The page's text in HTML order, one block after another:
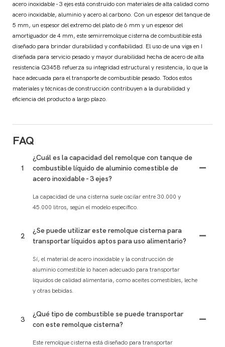
acero inoxidable - 3 ejes está construido con materiales de alta calidad como
acero inoxidable, aluminio y acero al carbono. Con un espesor del tanque de
5 mm, un espesor del extremo del plato de 6 mm y un espesor del
amortiguador de 4 mm, este semirremolque cisterna de combustible está
diseñado para brindar durabilidad y confiabilidad. El uso de una viga en I
diseñada para servicio pesado y mayor durabilidad hecha de acero de alta
resistencia Q345B refuerza su integridad estructural y resistencia, lo que la
hace adecuada para el transporte de combustible pesado. Todos estos
materiales y técnicas de construcción contribuyen a la durabilidad y
eficiencia del producto a largo plazo.
FAQ
1
¿Cuál es la capacidad del remolque con tanque de
combustible líquido de aluminio comestible de
acero inoxidable - 3 ejes?
La capacidad de una cisterna suele oscilar entre 30.000 y
45.000 litros, según el modelo específico.
2
¿Se puede utilizar este remolque cisterna para
transportar líquidos aptos para uso alimentario?
Sí, el material de acero inoxidable y la construcción de
aluminio comestible lo hacen adecuado para transportar
líquidos de calidad alimentaria, como aceites comestibles, leche
y otras bebidas.
3
¿Qué tipo de combustible se puede transportar
con este remolque cisterna?
Este remolque cisterna está diseñado para transportar